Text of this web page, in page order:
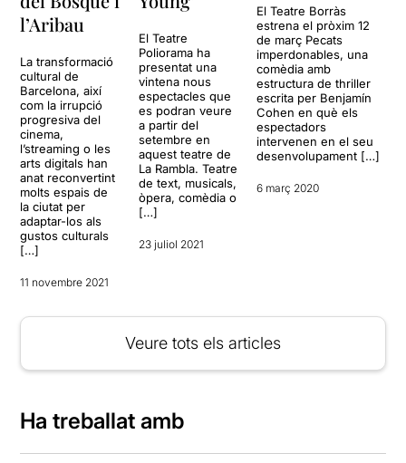
l’Aribau
La transformació
cultural de
Barcelona, així
com la irrupció
progresiva del
cinema,
l’streaming o les
arts digitals han
anat reconvertint
molts espais de
la ciutat per
adaptar-los als
gustos culturals
[…]
11 novembre 2021
El Teatre
Poliorama ha
presentat una
vintena nous
espectacles que
es podran veure
a partir del
setembre en
aquest teatre de
La Rambla. Teatre
de text, musicals,
òpera, comèdia o
[…]
23 juliol 2021
El Teatre Borràs
estrena el pròxim 12
de març Pecats
imperdonables, una
comèdia amb
estructura de thriller
escrita per Benjamín
Cohen en què els
espectadors
intervenen en el seu
desenvolupament […]
6 març 2020
Veure tots els articles
Ha treballat amb